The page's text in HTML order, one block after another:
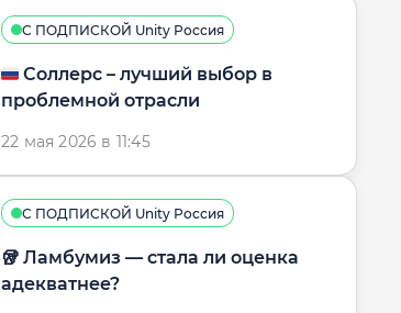
С ПОДПИСКОЙ Unity Россия
🇷🇺 Соллерс – лучший выбор в
проблемной отрасли
22 мая 2026 в 11:45
С ПОДПИСКОЙ Unity Россия
🥡 Ламбумиз — стала ли оценка
адекватнее?